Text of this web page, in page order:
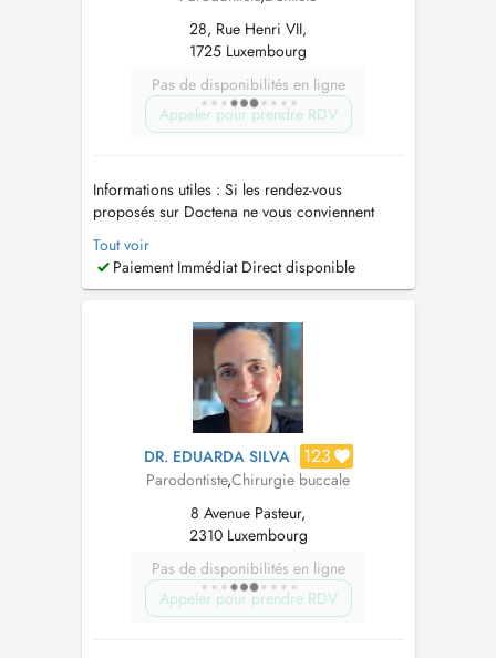
28, Rue Henri VII,
1725 Luxembourg
Pas de disponibilités en ligne
Appeler pour prendre RDV
Informations utiles : Si les rendez-vous
proposés sur Doctena ne vous conviennent
pas, ou en cas d'urgence dentaire ou pour tout
autre renseignement, n'hésitez pas à nous
contacter au 26 26 24 22. Un stationnement est
L'accès est également possibl...
Tout voir
Paiement Immédiat Direct disponible
DR. EDUARDA SILVA 123
Parodontiste,Chirurgie buccale
8 Avenue Pasteur,
2310 Luxembourg
Pas de disponibilités en ligne
Appeler pour prendre RDV